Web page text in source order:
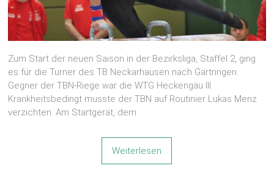
Zum Start der neuen Saison in der Bezirksliga, Staffel 2, ging
es für die Turner des TB Neckarhausen nach Gärtringen.
Gegner der TBN-Riege war die WTG Heckengäu III.
Krankheitsbedingt musste der TBN auf Routinier Lukas Menz
verzichten. Am Startgerät, dem
Weiterlesen